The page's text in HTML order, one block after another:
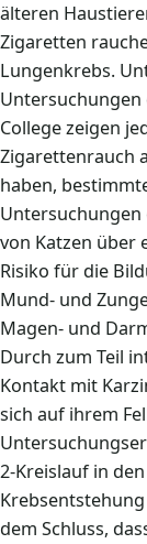
älteren
Zigaretten
Lungenkrebs.
College zeigen
Zigarettenrauch
haben,
Untersuchungen
von Katzen über
Risiko für die
Mund- und
Magen- und
Durch zum Teil
Kontakt mit
sich auf ihrem
2-Kreislauf in
dem Schluss,